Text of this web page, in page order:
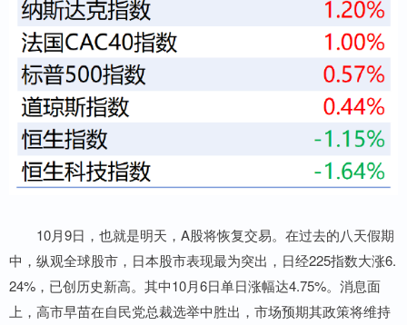
10月9日，也就是明天，A股将恢复交易。在过去的八天假期
中，纵观全球股市，日本股市表现最为突出，日经225指数大涨6.
24%，已创历史新高。其中10月6日单日涨幅达4.75%。消息面
上，高市早苗在自民党总裁选举中胜出，市场预期其政策将维持